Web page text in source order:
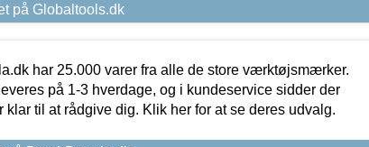
på Globaltools.dk
har 25.000 varer fra alle de store værktøjsmærker.
på 1-3 hverdage, og i kundeservice sidder der
klar til at rådgive dig. Klik her for at se deres udvalg.